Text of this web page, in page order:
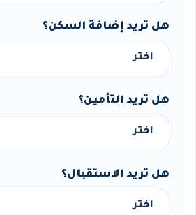
هل تريد إضافة السكن؟
هل تريد التأمين؟
هل تريد الاستقبال؟